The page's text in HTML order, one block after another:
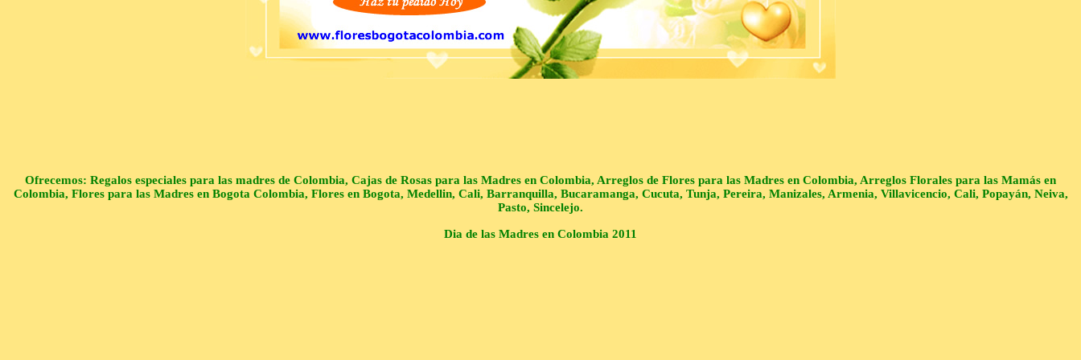
Ofrecemos: Regalos especiales para las madres de Colombia, Cajas de Rosas para las Madres en Colombia, Arreglos de Flores para las Madres en Colombia, Arreglos Florales para las Mamás en
Colombia, Flores para las Madres en Bogota Colombia, Flores en Bogota, Medellin, Cali, Barranquilla, Bucaramanga, Cucuta, Tunja, Pereira, Manizales, Armenia, Villavicencio, Cali, Popayán, Neiva,
Pasto, Sincelejo.
Dia de las Madres en Colombia 2011